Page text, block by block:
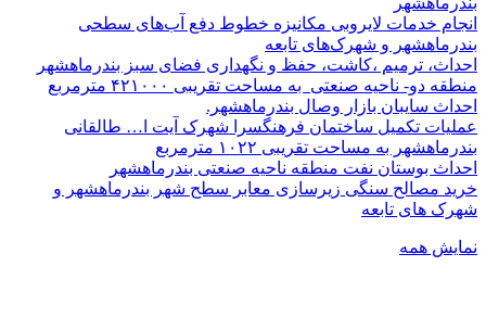
انجام خدمات لایروبی مکانیزه خطوط دفع آب‌های سطحی
بندرماهشهر و شهرک‌های تابعه
احداث، ترمیم ،کاشت، حفظ و نگهداری فضای سبز بندرماهشهر
منطقه دو- ناحیه صنعتی به مساحت تقریبی ۴۲۱۰۰۰ مترمربع
احداث سایبان بازار وصال بندرماهشهر.
عملیات تکمیل ساختمان فرهنگسرا شهرک آیت ا… طالقانی
بندرماهشهر به مساحت تقریبی ۱۰۲۲ مترمربع
احداث بوستان نفت منطقه ناحیه صنعتی بندرماهشهر
خرید مصالح سنگی زیرسازی معابر سطح شهر بندرماهشهر و
شهرک های تابعه
نمایش همه